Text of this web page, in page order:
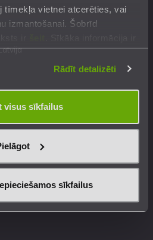
tīmekļa vietnei atcerēties, vai
izmantošanai. Šobrīd
ir
.
Rādīt detalizēti
visus sīkfailus
sīkfailus